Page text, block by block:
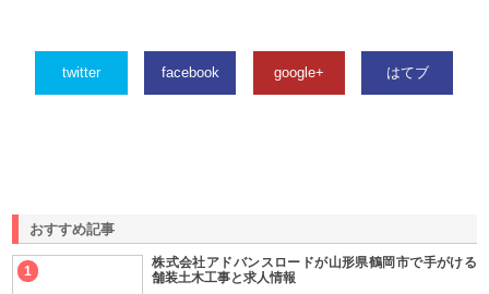
twitter facebook google+ はてブ
おすすめ記事
1
株式会社アドバンスロードが山形県鶴岡市で手がける
舗装土木工事と求人情報